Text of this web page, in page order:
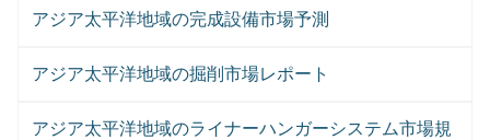
アジア太平洋地域の完成設備市場予測
アジア太平洋地域の掘削市場レポート
アジア太平洋地域のライナーハンガーシステム市場規